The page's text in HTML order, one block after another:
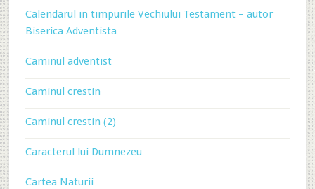
Calendarul in timpurile Vechiului Testament – autor
Biserica Adventista
Caminul adventist
Caminul crestin
Caminul crestin (2)
Caracterul lui Dumnezeu
Cartea Naturii